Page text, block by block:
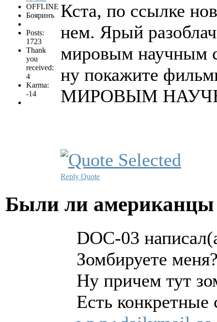
OFFLINE
Бояринъ
Posts:
1723
Thank
you
received:
4
Karma:
-14
Кста, по ссылке
нем. Ярый
мировым научным
ну покажите
МИРОВЫМ
Reply Quote
Были ли
DOC-03
Зомбируете
Ну причем тут
Есть конкретные